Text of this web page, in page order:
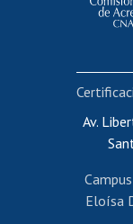
Av.
Campus
Eloísa